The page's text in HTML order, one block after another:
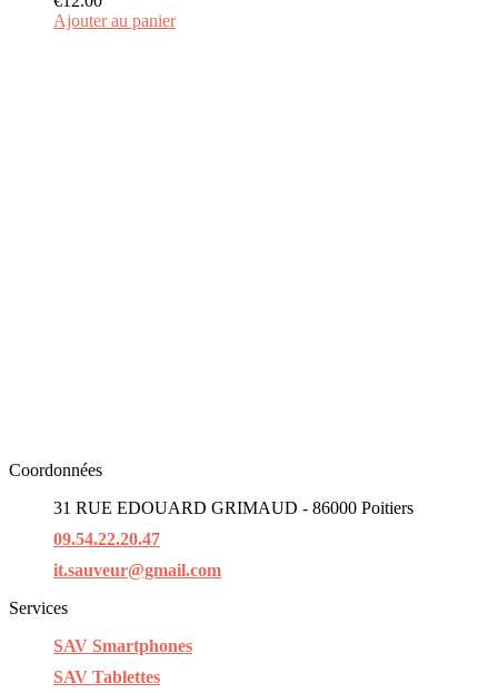
Ajouter au panier
Coordonnées
31 RUE EDOUARD GRIMAUD - 86000 Poitiers
09.54.22.20.47
it.sauveur@gmail.com
Services
SAV Smartphones
SAV Tablettes